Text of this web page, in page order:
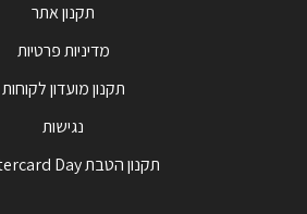
תקנון אתר
מדיניות פרטיות
תקנון מועדון לקוחות
נגישות
תקנון הטבת Mastercard Day